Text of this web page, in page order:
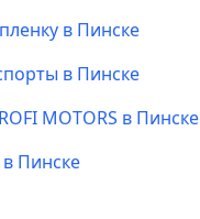
в Пинске
в Пинске
MOTORS в Пинске
Пинске